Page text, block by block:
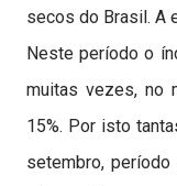
secos do Brasil. A
Neste período o
muitas vezes, no
15%. Por isto
setembro,